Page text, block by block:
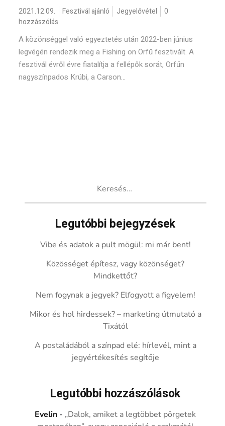
2021.12.09. Fesztivál ajánló Jegyelővétel
0
hozzászólás
A közönséggel való egyeztetés után 2022-ben június
legvégén rendezik meg a Fishing on Orfű fesztivált. A
fesztivál évről évre fiatalítja a fellépők sorát, Orfűn
nagyszínpados Krúbi, a Carson...
Legutóbbi bejegyzések
Vibe és adatok a pult mögül: mi már bent!
Közösséget építesz, vagy közönséget?
Mindkettőt?
Nem fogynak a jegyek? Elfogyott a figyelem!
Mikor és hol hirdessek? – marketing útmutató a
Tixától
A postaládából a színpad elé: hírlevél, mint a
jegyértékesítés segítője
Legutóbbi hozzászólások
Evelin - „Dalok, amiket a legtöbbet pörgetek